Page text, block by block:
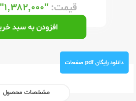
قیمت: "۱,۳۸۲,۰۰۰"
افزودن به سبد
دانلود رایگان pdf صفحات
مشخصات محصول